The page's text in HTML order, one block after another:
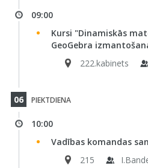
09:00
Kursi "Dinamiskās
GeoGebra
222.kabinets
06 PIEKTDIENA
10:00
Vadības komandas
215